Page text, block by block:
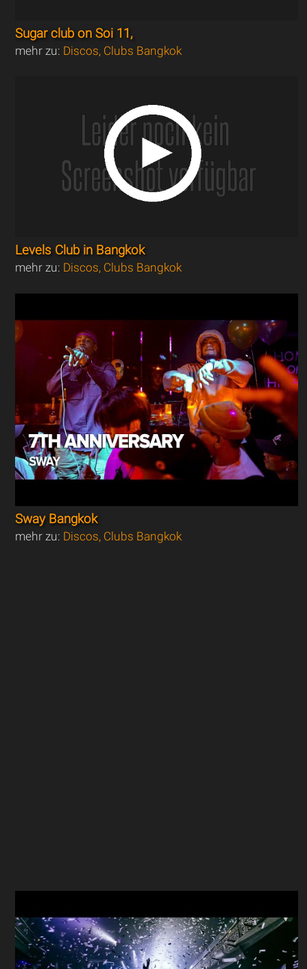
Sugar club on Soi 11,
mehr zu: Discos, Clubs Bangkok
Levels Club in Bangkok
mehr zu: Discos, Clubs Bangkok
Sway Bangkok
mehr zu: Discos, Clubs Bangkok